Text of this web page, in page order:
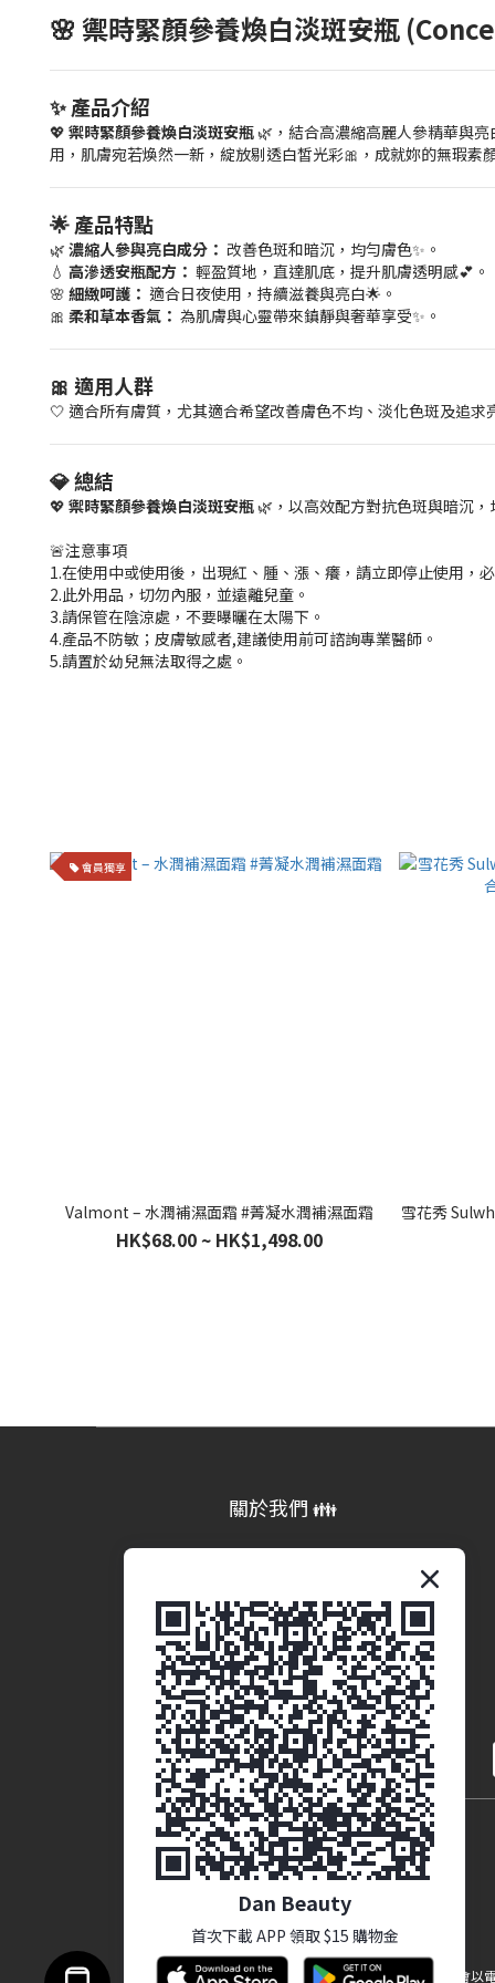
🌸 禦時緊顏參養煥白淡斑安瓶
✨ 產品介紹
💖 禦時緊顏參養煥白淡斑安瓶🌿，結合高濃縮高麗人參精華與
用，肌膚宛若煥然一新，綻放剔透白皙光彩🎀，成就妳的無瑕素
🌟 產品特點
🌿 濃縮人參與亮白成分： 改善色斑和暗沉，均勻膚色✨。
💧 高滲透安瓶配方： 輕盈質地，直達肌底，提升肌膚透明感💕。
🌸 細緻呵護： 適合日夜使用，持續滋養與亮白🌟。
🎀 柔和草本香氣： 為肌膚與心靈帶來鎮靜與奢華享受✨。
🎀 適用人群
🤍 適合所有膚質，尤其適合希望改善膚色不均、淡化色斑及追
💎 總結
💖 禦時緊顏參養煥白淡斑安瓶🌿，以高效配方對抗色斑與暗沉
🚨注意事項
1.在使用中或使用後，出現紅、腫、漲、癢，請立即停止使用，
2.此外用品，切勿內服，並遠離兒童。
3.請保管在陰涼處，不要曝曬在太陽下。
4.產品不防敏；皮膚敏感者,建議使用前可諮詢專業醫師。
5.請置於幼兒無法取得之處。
會員獨享
Valmont – 水潤補濕面霜 #菁凝水潤補濕面霜
HK$68.00 ~ HK$1,498.00
雪花秀
關於我們 👪
商業合作 (即將推出)
繁體中文
提醒您，我們不會以
Dan Beauty
首次下載 APP 領取 $15 購物金